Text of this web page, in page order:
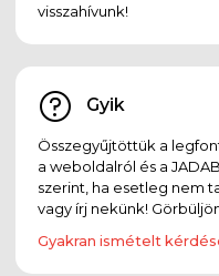
visszahívunk!
Gyik
Összegyűjtöttük a
a weboldalról és a
szerint, ha esetleg nem
vagy írj nekünk!
Gyakran ismételt